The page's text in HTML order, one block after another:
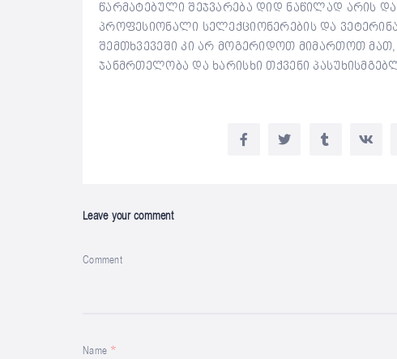
წარმატებული შეჯვარება დიდ ნაწილად არის
პროფესიონალი სელექციონერების და
შემთხვევეში კი არ მოგერიდოთ მიმართოთ
ჯანმრთელობა და ხარისხი თქვენი
Leave your comment
Comment
Name